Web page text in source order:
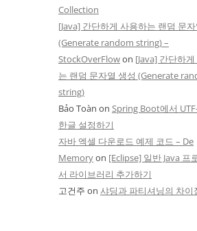
Collection
[Java] 간단하게 사용하는 랜덤 문
(Generate random string) –
StockOverFlowon [Java] 간단하
는 랜덤 문자열 생성 (Generate
string)
Bảo Toàn on Spring Boot에서
한글 설정하기
자바 엑셀 다운로드 예제 코드 – De
Memoryon [Eclipse] 일반 Java 프
서 라이브러리 추가하기
고건주 on 샤딩과 파티셔닝의 차이